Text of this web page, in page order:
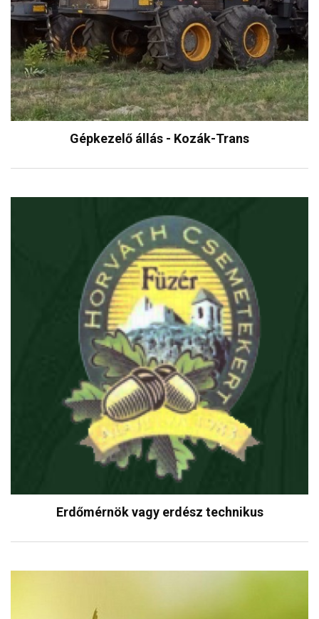
Gépkezelő állás - Kozák-Trans
Erdőmérnök vagy erdész technikus